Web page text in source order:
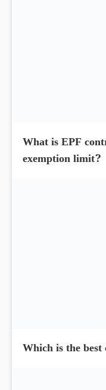
What is EPF
exemption limit?
Which is the